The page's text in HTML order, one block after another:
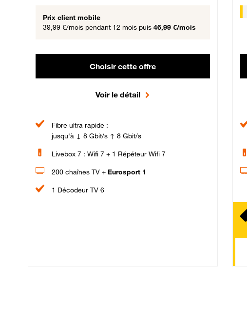
Prix client mobile
39,99 €/mois pendant 12 mois puis 46,99 €/mois
Choisir cette offre
Voir le détail
Fibre ultra rapide :
jusqu'à ↓ 8 Gbit/s ↑ 8 Gbit/s
Livebox 7 : Wifi 7 + 1 Répéteur Wifi 7
200 chaînes TV + Eurosport 1
1 Décodeur TV 6